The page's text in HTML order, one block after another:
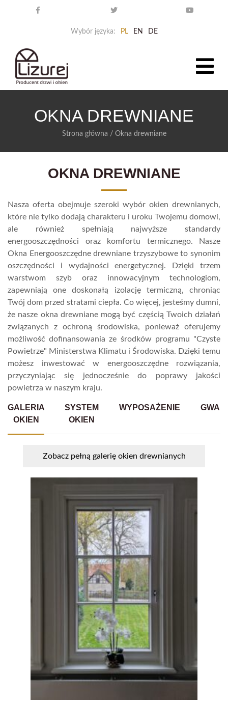
Wybór języka: PL EN DE
OKNA DREWNIANE
Strona główna / Okna drewniane
OKNA DREWNIANE
Nasza oferta obejmuje szeroki wybór okien drewnianych,
które nie tylko dodają charakteru i uroku Twojemu domowi,
ale również spełniają najwyższe standardy
energooszczędności oraz komfortu termicznego. Nasze
Okna Energooszczędne drewniane trzyszybowe to synonim
oszczędności i wydajności energetycznej. Dzięki trzem
warstwom szyb oraz innowacyjnym technologiom,
zapewniają one doskonałą izolację termiczną, chroniąc
Twój dom przed stratami ciepła. Co więcej, jesteśmy dumni,
że nasze okna drewniane mogą być częścią Twoich działań
związanych z ochroną środowiska, ponieważ oferujemy
możliwość dofinansowania ze środków programu "Czyste
Powietrze" Ministerstwa Klimatu i Środowiska. Dzięki temu
możesz inwestować w energooszczędne rozwiązania,
przyczyniając się jednocześnie do poprawy jakości
powietrza w naszym kraju.
GALERIA
OKIEN
SYSTEM
OKIEN
WYPOSAŻENIE
Zobacz pełną galerię okien drewnianych